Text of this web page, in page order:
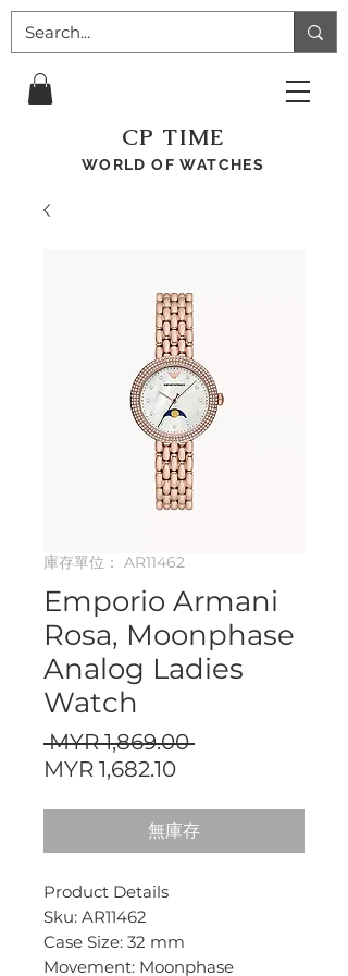
CP TIME
WORLD OF WATCHES
庫存單位： AR11462
Emporio Armani
Rosa, Moonphase
Analog Ladies
Watch
MYR 1,869.00 一
格
MYR 1,682.10促
價
格
無庫存
Product Details
Sku: AR11462
Case Size: 32 mm
Movement: Moonphase